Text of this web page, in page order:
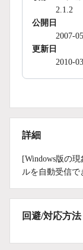
2.1.2
公開日
2007-
更新日
2010-
詳細
[Windows版の
ルを自動受信で
回避/対応方法